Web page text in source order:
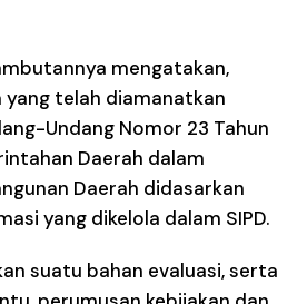
mengatakan,
yang telah diamanatkan
Undang Nomor 23 Tahun
Daerah dalam
Daerah didasarkan
yang dikelola dalam SIPD.
suatu bahan evaluasi, serta